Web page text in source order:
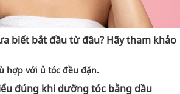
biết bắt đầu từ đâu? Hãy tham khảo
hợp với ủ tóc đều đặn.
đúng khi dưỡng tóc bằng dầu